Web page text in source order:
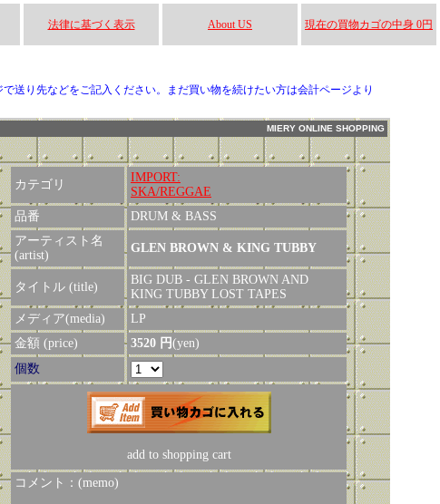
法律に基づく表示 About US 現在の買物カゴの中身 0円
送り先などをご記入ください。まだ買い物を続けたい方は会計ページより
MIERY ONLINE SHOPPING
カテゴリ
IMPORT:
SKA/REGGAE
品番
DRUM & BASS
アーティスト名
(artist)
GLEN BROWN & KING TUBBY
タイトル (title)
BIG DUB - GLEN BROWN AND
KING TUBBY LOST TAPES
メディア(media)
LP
金額 (price)
3520 円(yen)
個数
add to shopping cart
コメント：(memo)